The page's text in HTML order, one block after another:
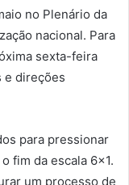
no Plenário da
nacional. Para
sexta-feira
e direções
para pressionar
fim da escala 6×1.
um processo de